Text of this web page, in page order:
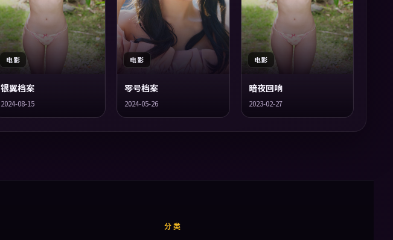
电影
银翼档案
2024-08-15
电影
零号档案
2024-05-26
电影
暗夜回响
2023-02-27
分类